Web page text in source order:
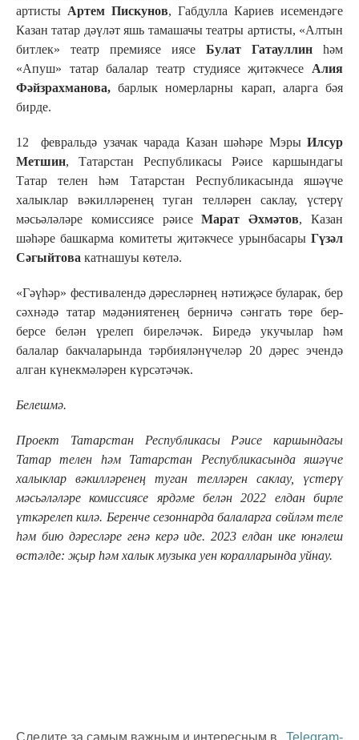
артисты Артем Пискунов, Габдулла Кариев исемендәге
Казан татар дәүләт яшь тамашачы театры артисты, «Алтын
битлек» театр премиясе иясе Булат Гатауллин һәм
«Апуш» татар балалар театр студиясе җитәкчесе Алия
Фәйзрахманова, барлык номерларны карап, аларга бәя
бирде.
12 февральдә узачак чарада Казан шәһәре Мэры Илсур
Метшин, Татарстан Республикасы Рәисе каршындагы
Татар телен һәм Татарстан Республикасында яшәүче
халыклар вәкилләренең туган телләрен саклау, үстерү
мәсьәләләре комиссиясе рәисеМарат Әхмәтов, Казан
шәһәре башкарма комитеты җитәкчесе урынбасары Гүзәл
Сәгыйтова катнашуы көтелә.
«Гәүһәр» фестивалендә дәресләрнең нәтиҗәсе буларак, бер
сәхнәдә татар мәдәниятенең берничә сәнгать төре бер-
берсе белән үрелеп биреләчәк. Биредә укучылар һәм
балалар бакчаларында тәрбияләнүчеләр 20 дәрес эчендә
алган күнекмәләрен күрсәтәчәк.
Белешмә.
Проект Татарстан Республикасы Рәисе каршындагы
Татар телен һәм Татарстан Республикасында яшәүче
халыклар вәкилләренең туган телләрен саклау, үстерү
мәсьәләләре комиссиясе ярдәме белән 2022 елдан бирле
үткәрелеп килә. Беренче сезоннарда балаларга сөйләм теле
һәм бию дәресләре генә керә иде. 2023 елдан ике юнәлеш
өстәлде: җыр һәм халык музыка уен коралларында уйнау.